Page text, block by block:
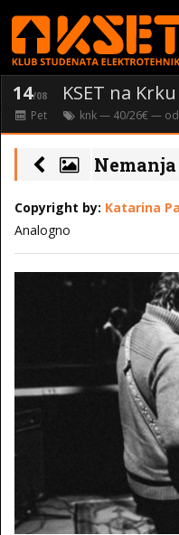
14/08 KSET na
Pet knk— 40/26€ — od
Nemanja
Copyright by: Katarina
Analogno